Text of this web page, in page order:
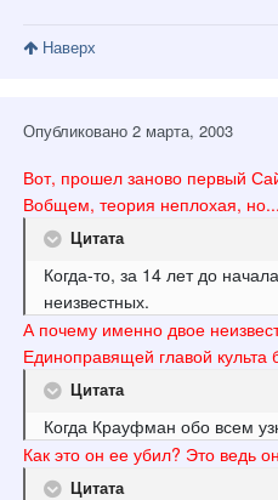
Наверх
Опубликовано 2 марта, 2003
Вот, прошел заново первый
Вобщем, теория неплохая, но...
Цитата
Когда-то, за 14 лет до
неизвестных.
А почему именно двое
Единоправящей главой культа
Цитата
Когда Крауфман обо всем
Как это он ее убил? Это ведь
Цитата